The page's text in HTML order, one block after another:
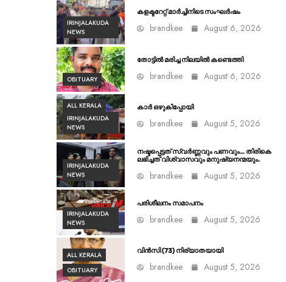
IRINJALAKUDA
NEWS
കളക്ടറേറ്റ് മാർച്ചിനിടെ സംഘർഷം
brandkee August 6, 2026
OBITUARY
തോട്ടിൽ മരിച്ച നിലയിൽ കണ്ടെത്തി
brandkee August 6, 2026
ALL KERALA
IRINJALAKUDA
NEWS
കാർ ഒഴുകിപ്പോയി
brandkee August 5, 2026
IRINJALAKUDA
NEWS
നഷ്ടപ്പെട്ടത് സ്വർണ്ണവും പണവും… തിരികെ
ലഭിച്ചത് വിശ്വാസവും മനുഷ്യനന്മയും.
brandkee August 5, 2026
IRINJALAKUDA
NEWS
പരിശീലനം സമാപനം
brandkee August 5, 2026
ALL KERALA
OBITUARY
വിൻസി (73) നിര്യാതയായി
brandkee August 5, 2026